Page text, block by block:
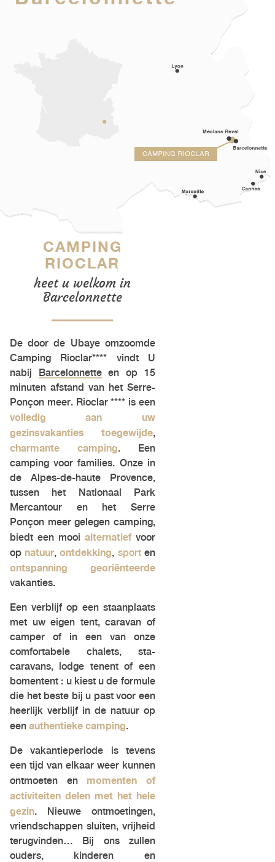
CAMPING
RIOCLAR
heet u welkom in
Barcelonnette
De door de Ubaye omzoomde
Camping Rioclar**** vindt U
nabij Barcelonnetteen op 15
minuten afstand van het Serre-
Ponçon meer. Rioclar **** is een
volledig aan uw
gezinsvakanties toegewijde,
charmante camping. Een
camping voor families. Onze in
de Alpes-de-haute Provence,
tussen het Nationaal Park
Mercantour en het Serre
Ponçon meergelegen camping,
biedt een mooi alternatiefvoor
op natuur,ontdekking, sporten
ontspanning georiënteerde
vakanties.
Een verblijf op een staanplaats
met uw eigen tent, caravan of
camper of in een van onze
comfortabele chalets, sta-
caravans, lodge tenent of een
bomentent : u kiest u de formule
die het beste bij u past voor een
heerlijk verblijf in de natuur op
een authentieke camping.
De vakantieperiode is tevens
een tijd van elkaar weer kunnen
ontmoeten en momenten of
activiteiten delen met het hele
gezin. Nieuwe ontmoetingen,
vriendschappen sluiten, vrijheid
terugvinden… Bij ons zullen
ouders, kinderen en